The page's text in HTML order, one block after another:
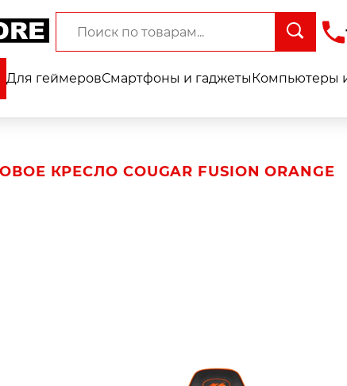
Для геймеровСмартфоны и гаджетыКомпьютеры
КРЕСЛО COUGAR FUSION ORANGE